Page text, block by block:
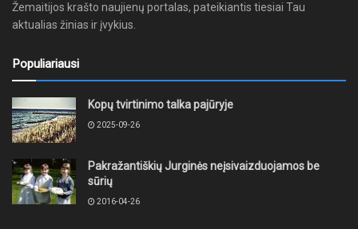
Žemaitijos krašto naujienų portalas, pateikiantis tiesiai Tau
aktualias žinias ir įvykius.
Populiariausi
Kopų tvirtinimo talka pajūryje
2025-09-26
Pakražantiškių Jurginės neįsivaizduojamos be
sūrių
2016-04-26